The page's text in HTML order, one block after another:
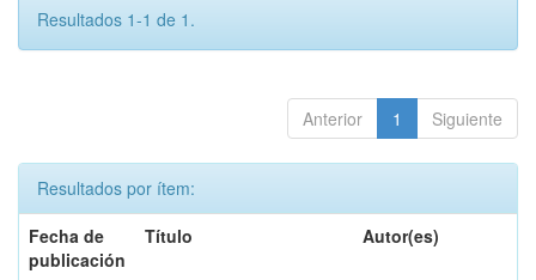
Resultados 1-1 de 1.
Anterior 1 Siguiente
Resultados por ítem:
Fecha de
publicación
Título Autor(es)